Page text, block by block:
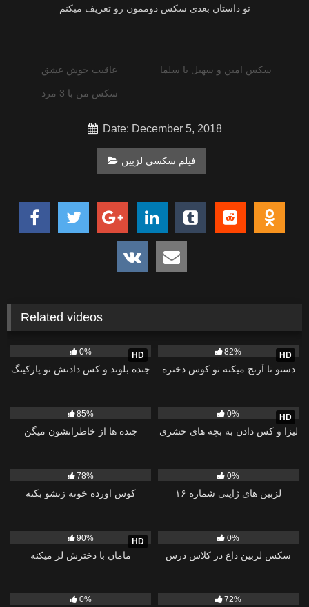
تو داستان بعدی سکس دوممون رو تعریف میکنم
عاقبت خوش عشق سکس امین و سهیل با سلما
سکس من با 3 مرد
Date: December 5, 2018
فیلم سکسی لزبین
Related videos
HD
0%
جنده بلوند و کس دادنش تو پارکینگ
HD
82%
دستو تا آرنج میکنه تو کوس دختره
85%
جنده ها از خاطراتشون میگن
HD
0%
لیزا و کس دادن به بچه های حشری
78%
کوس اورده خونه زنشو بکنه
0%
لزبین های ژاپنی شماره ۱۶
HD
90%
مامان با دخترش لز میکنه
0%
سکس لزبین داغ در کلاس درس
0%
72%